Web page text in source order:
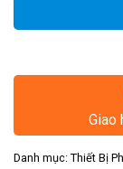
Giao
Danh mục: Thiết Bị